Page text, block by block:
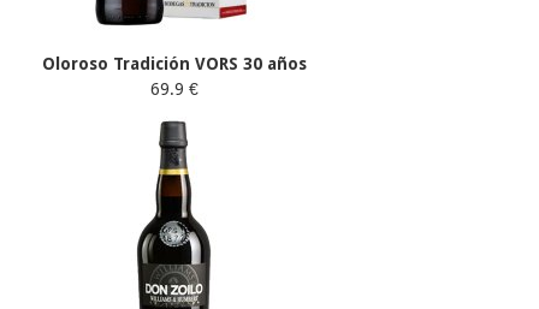
Oloroso Tradición VORS 30 años
69.9 €